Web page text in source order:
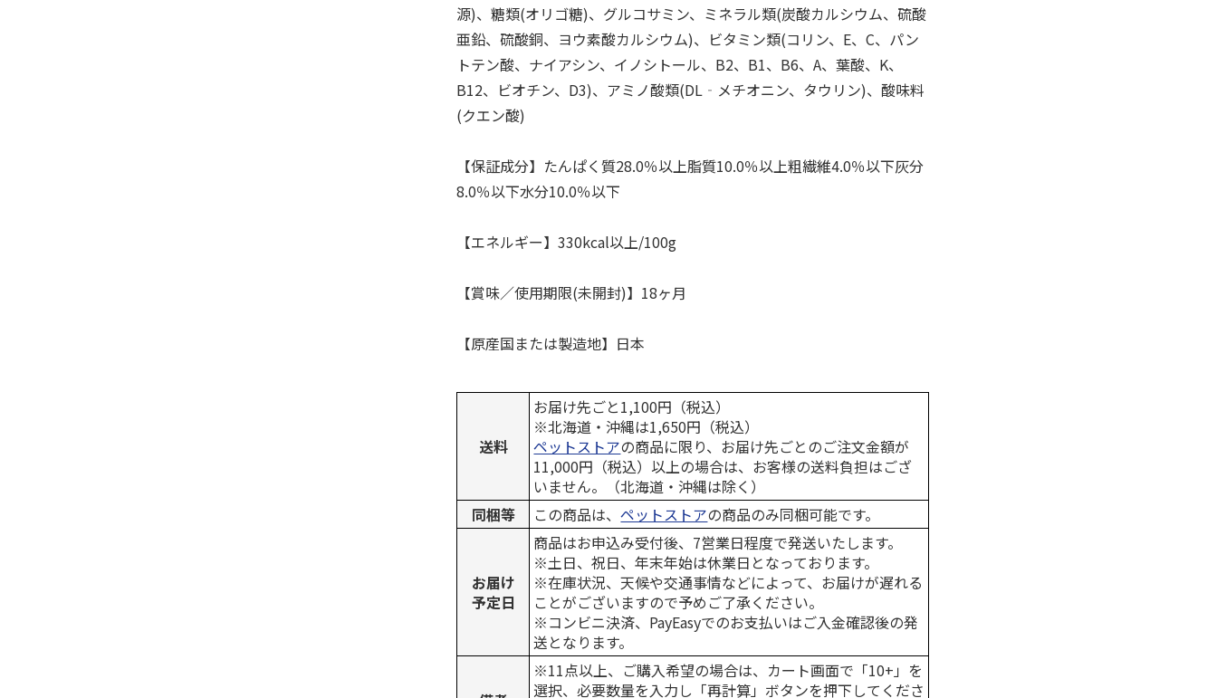
源)、糖類(オリゴ糖)、グルコサミン、ミネラル類(炭酸カルシウム、硫酸
亜鉛、硫酸銅、ヨウ素酸カルシウム)、ビタミン類(コリン、E、C、パン
トテン酸、ナイアシン、イノシトール、B2、B1、B6、A、葉酸、K、
B12、ビオチン、D3)、アミノ酸類(DL‐メチオニン、タウリン)、酸味料
(クエン酸)
【保証成分】たんぱく質28.0％以上脂質10.0％以上粗繊維4.0％以下灰分
8.0％以下水分10.0％以下
【エネルギー】330kcal以上/100g
【賞味／使用期限(未開封)】18ヶ月
【原産国または製造地】日本
送料
お届け先ごと1,100円（税込）
※北海道・沖縄は1,650円（税込）
ペットストアの商品に限り、お届け先ごとのご注文金額が
11,000円（税込）以上の場合は、お客様の送料負担はござ
いません。（北海道・沖縄は除く）
同梱等
この商品は、ペットストアの商品のみ同梱可能です。
お届け
予定日
商品はお申込み受付後、7営業日程度で発送いたします。
※土日、祝日、年末年始は休業日となっております。
※在庫状況、天候や交通事情などによって、お届けが遅れる
ことがございますので予めご了承ください。
※コンビニ決済、PayEasyでのお支払いはご入金確認後の発
送となります。
※11点以上、ご購入希望の場合は、カート画面で「10+」を
選択、必要数量を入力し「再計算」ボタンを押下してくださ